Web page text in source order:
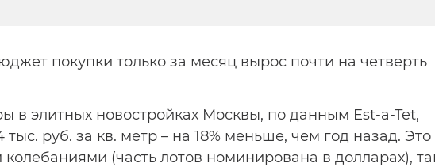
покупки только за месяц вырос почти на четверть
в элитных новостройках Москвы, по данным Est-a-Tet,
руб. за кв. метр – на 18% меньше, чем год назад. Это
(часть лотов номинирована в долларах),